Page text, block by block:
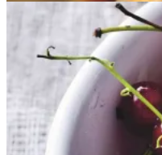
Rysteribs Rysteribs